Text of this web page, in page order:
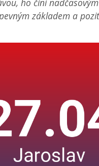
ho činí
základem a